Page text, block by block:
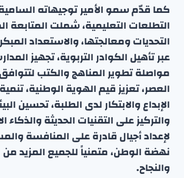
كما قدّم سمو الأمير توجيهاته
التطلعات التعليمية، شملت المتابعة
التحديات ومعالجتها، والاستعداد
عبر تأهيل الكوادر التربوية، تجهيز
مواصلة تطوير المناهج والكتب
العصر، تعزيز قيم الهوية الوطنية،
الإبداع والابتكار لدى الطلبة، تحسين
والتركيز على التقنيات الحديثة والذكاء
لإعداد أجيال قادرة على المنافسة
نهضة الوطن، متمنياً للجميع المزيد
والنجاح.